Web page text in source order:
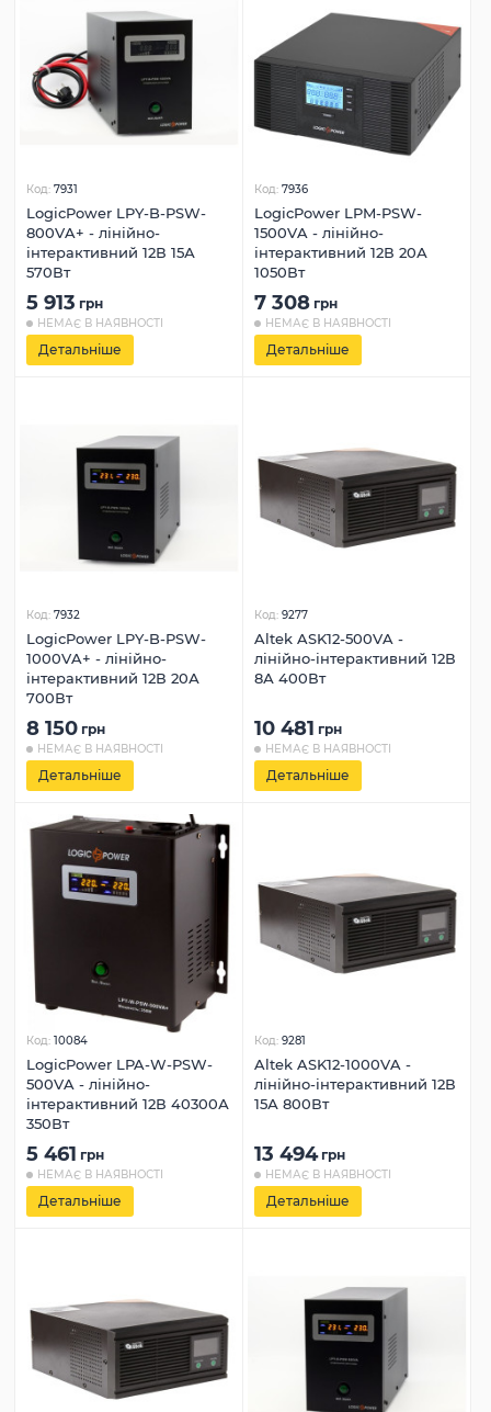
Код: 7931
LogicPower LPY-B-PSW-
800VA+ - лінійно-
інтерактивний 12В 15А
570Вт
5 913 грн
НЕМАЄ В НАЯВНОСТІ
Детальніше
Код: 7936
LogicPower LPM-PSW-
1500VA - лінійно-
інтерактивний 12В 20А
1050Вт
7 308 грн
НЕМАЄ В НАЯВНОСТІ
Детальніше
Код: 7932
LogicPower LPY-B-PSW-
1000VA+ - лінійно-
інтерактивний 12В 20А
700Вт
8 150 грн
НЕМАЄ В НАЯВНОСТІ
Детальніше
Код: 9277
Altek ASK12-500VA -
лінійно-інтерактивний 12В
8А 400Вт
10 481 грн
НЕМАЄ В НАЯВНОСТІ
Детальніше
Код: 10084
LogicPower LPA-W-PSW-
500VA - лінійно-
інтерактивний 12В 40300А
350Вт
5 461 грн
НЕМАЄ В НАЯВНОСТІ
Детальніше
Код: 9281
Altek ASK12-1000VA -
лінійно-інтерактивний 12В
15А 800Вт
13 494 грн
НЕМАЄ В НАЯВНОСТІ
Детальніше